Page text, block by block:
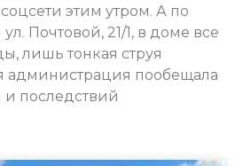
этим утром. А по
Почтовой, 21/1, в доме все
лишь тонкая струя
администрация пообещала
последствий